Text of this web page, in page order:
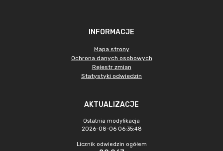
INFORMACJE
Mapa strony
Ochrona danych osobowych
Rejestr zmian
Statystyki odwiedzin
AKTUALIZACJE
Ostatnia modyfikacja
2026-08-06 06:35:48
Licznik odwiedzin ogółem